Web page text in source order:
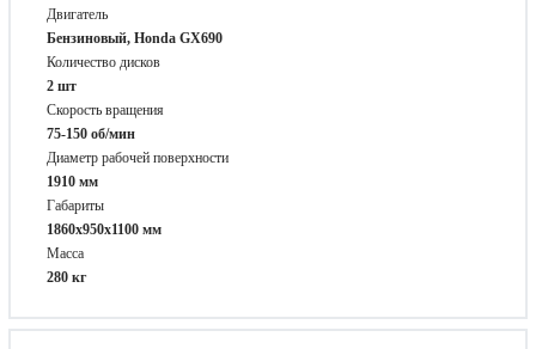
Двигатель
Бензиновый, Honda GX690
Количество дисков
2 шт
Скорость вращения
75-150 об/мин
Диаметр рабочей поверхности
1910 мм
Габариты
1860х950х1100 мм
Масса
280 кг